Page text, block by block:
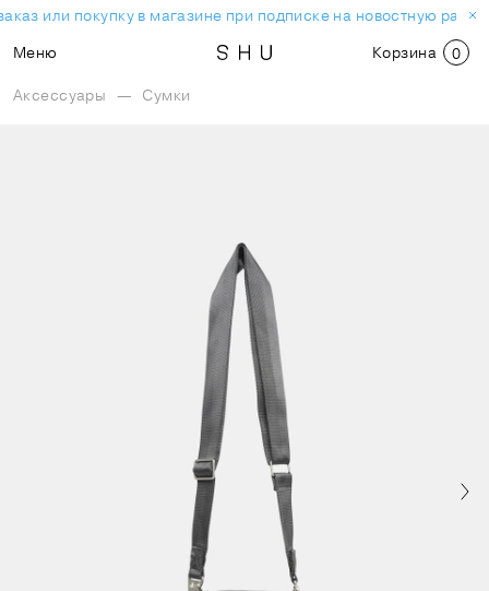
или покупку в магазине при подписке на новостную
Меню
Корзина 0
Аксессуары — Сумки